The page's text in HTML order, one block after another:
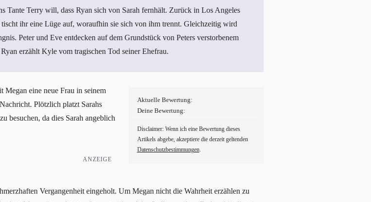
Tante Terry will, dass Ryan sich von Sarah fernhält. Zurück in Los Angeles
ihr eine Lüge auf, woraufhin sie sich von ihm trennt. Gleichzeitig wird
Peter und Eve entdecken auf dem Grundstück von Peters verstorbenem
erzählt Kyle vom tragischen Tod seiner Ehefrau.
Aktuelle Bewertung:
Deine Bewertung:
Disclaimer: Wenn ich eine Bewertung dieses
Artikels abgebe, akzeptiere die derzeit geltenden
Datenschutzbestimmungen.
Megan eine neue Frau in seinem
Plötzlich platzt Sarahs
besuchen, da dies Sarah angeblich
ANZEIGE
Vergangenheit eingeholt. Um Megan nicht die Wahrheit erzählen zu